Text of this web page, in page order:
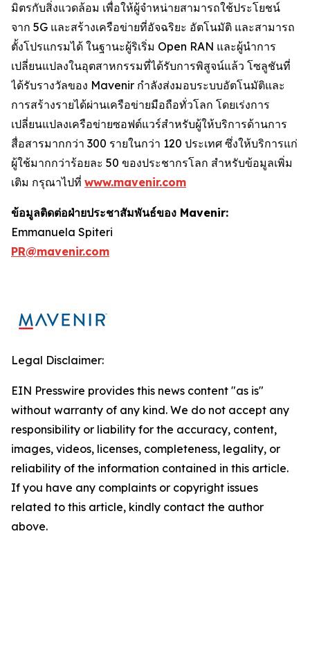
มิตรกับสิ่งแวดล้อม เพื่อให้ผู้จำหน่ายสามารถใช้ประโยชน์
จาก 5G และสร้างเครือข่ายที่อัจฉริยะ อัตโนมัติ และสามารถ
ตั้งโปรแกรมได้ ในฐานะผู้ริเริ่ม Open RAN และผู้นำการ
เปลี่ยนแปลงในอุตสาหกรรมที่ได้รับการพิสูจน์แล้ว โซลูชันที่
ได้รับรางวัลของ Mavenir กำลังส่งมอบระบบอัตโนมัติและ
การสร้างรายได้ผ่านเครือข่ายมือถือทั่วโลก โดยเร่งการ
เปลี่ยนแปลงเครือข่ายซอฟต์แวร์สำหรับผู้ให้บริการด้านการ
สื่อสารมากกว่า 300 รายในกว่า 120 ประเทศ ซึ่งให้บริการแก่
ผู้ใช้มากกว่าร้อยละ 50 ของประชากรโลก สำหรับข้อมูลเพิ่ม
เติม กรุณาไปที่ www.mavenir.com
ข้อมูลติดต่อฝ่ายประชาสัมพันธ์ของ Mavenir:
Emmanuela Spiteri
PR@mavenir.com
Legal Disclaimer:
EIN Presswire provides this news content "as is"
without warranty of any kind. We do not accept any
responsibility or liability for the accuracy, content,
images, videos, licenses, completeness, legality, or
reliability of the information contained in this article.
If you have any complaints or copyright issues
related to this article, kindly contact the author
above.